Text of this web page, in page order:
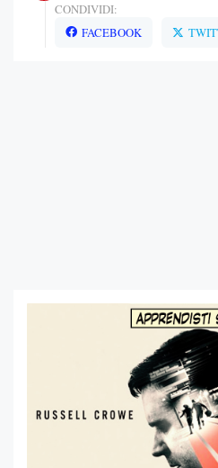
CONDIVIDI:
FACEBOOK